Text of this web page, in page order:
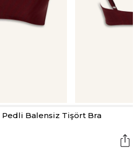
Pedli Balensiz Tişört Bra